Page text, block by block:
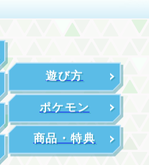
遊び方
ポケモン
商品・特典